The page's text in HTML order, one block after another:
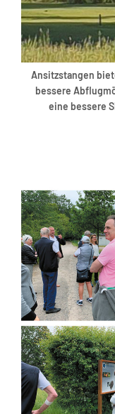
Ansitzstangen
bessere
eine bessere